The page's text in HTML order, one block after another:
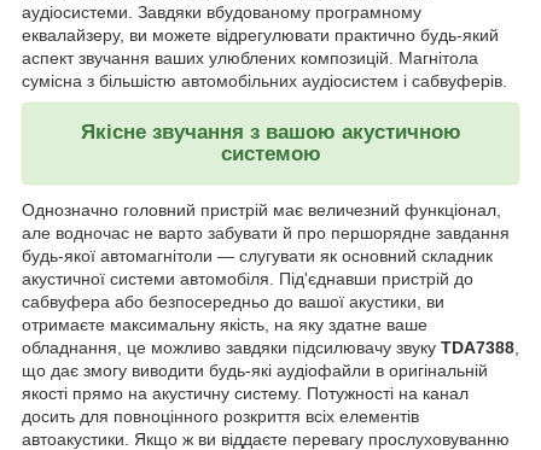
аудіосистеми. Завдяки вбудованому програмному
еквалайзеру, ви можете відрегулювати практично будь-який
аспект звучання ваших улюблених композицій. Магнітола
сумісна з більшістю автомобільних аудіосистем і сабвуферів.
Якісне звучання з вашою акустичною
системою
Однозначно головний пристрій має величезний функціонал,
але водночас не варто забувати й про першорядне завдання
будь-якої автомагнітоли — слугувати як основний складник
акустичної системи автомобіля. Під'єднавши пристрій до
сабвуфера або безпосередньо до вашої акустики, ви
отримаєте максимальну якість, на яку здатне ваше
обладнання, це можливо завдяки підсилювачу звуку TDA7388
що дає змогу виводити будь-які аудіофайли в оригінальній
якості прямо на акустичну систему. Потужності на канал
досить для повноцінного розкриття всіх елементів
автоакустики. Якщо ж ви віддаєте перевагу прослуховуванню